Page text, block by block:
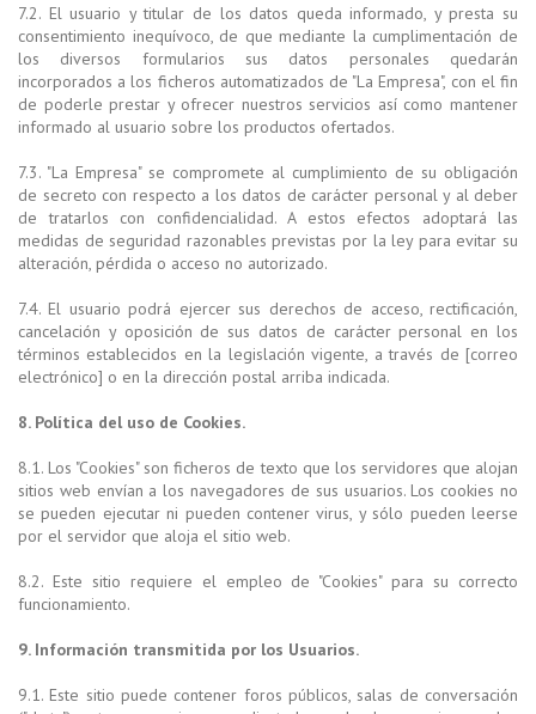
7.2. El usuario y titular de los datos queda informado, y presta su
consentimiento inequívoco, de que mediante la cumplimentación de
los diversos formularios sus datos personales quedarán
incorporados a los ficheros automatizados de "La Empresa", con el fin
de poderle prestar y ofrecer nuestros servicios así como mantener
informado al usuario sobre los productos ofertados.
7.3. "La Empresa" se compromete al cumplimiento de su obligación
de secreto con respecto a los datos de carácter personal y al deber
de tratarlos con confidencialidad. A estos efectos adoptará las
medidas de seguridad razonables previstas por la ley para evitar su
alteración, pérdida o acceso no autorizado.
7.4. El usuario podrá ejercer sus derechos de acceso, rectificación,
cancelación y oposición de sus datos de carácter personal en los
términos establecidos en la legislación vigente, a través de [correo
electrónico] o en la dirección postal arriba indicada.
8. Política del uso de Cookies.
8.1. Los "Cookies" son ficheros de texto que los servidores que alojan
sitios web envían a los navegadores de sus usuarios. Los cookies no
se pueden ejecutar ni pueden contener virus, y sólo pueden leerse
por el servidor que aloja el sitio web.
8.2. Este sitio requiere el empleo de "Cookies" para su correcto
funcionamiento.
9. Información transmitida por los Usuarios.
9.1. Este sitio puede contener foros públicos, salas de conversación